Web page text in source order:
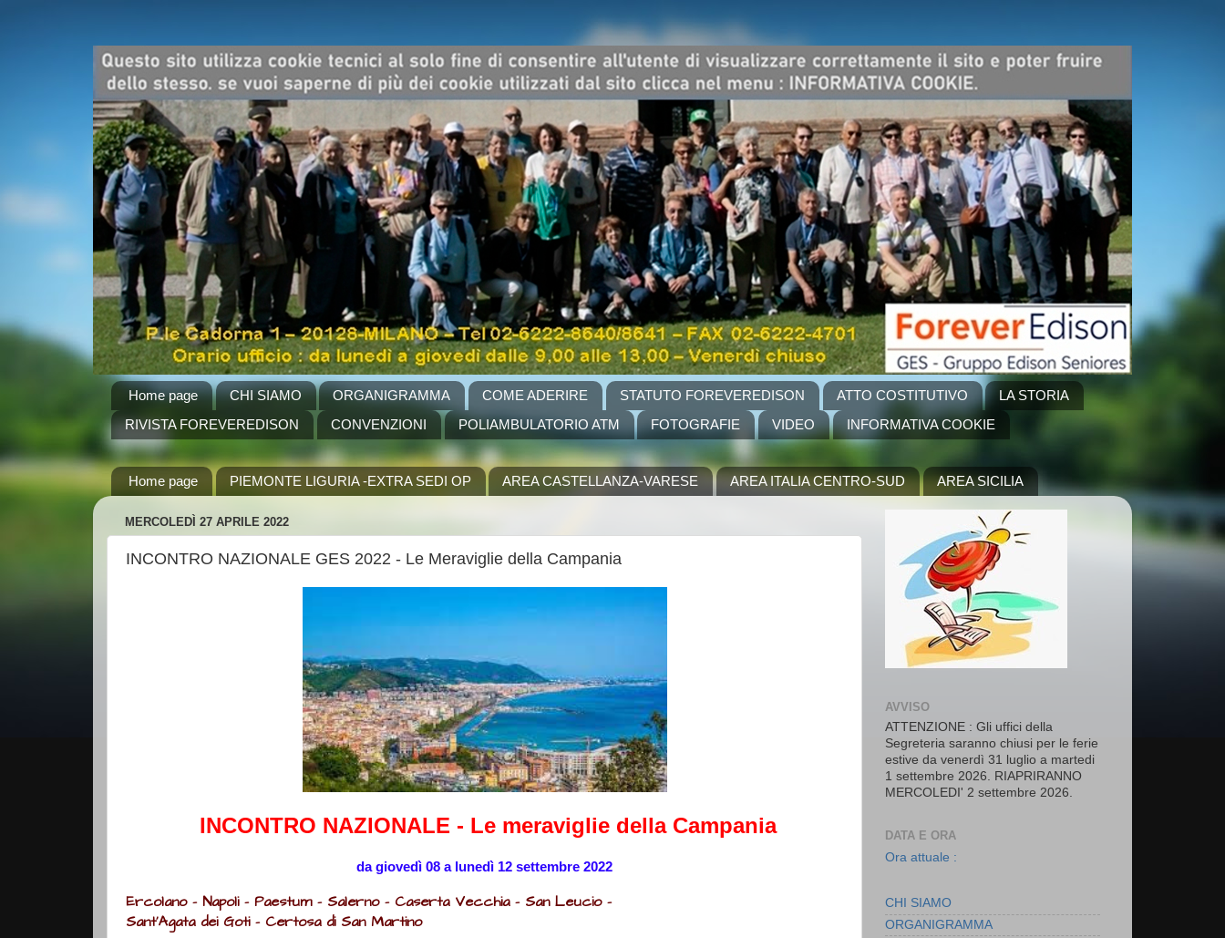
Home page CHI SIAMO ORGANIGRAMMA COME ADERIRE STATUTO FOREVEREDISON ATTO COSTITUTIVO
LA STORIA
RIVISTA FOREVEREDISON
CONVENZIONI POLIAMBULATORIO ATM FOTOGRAFIE VIDEO INFORMATIVA COOKIE
Home page PIEMONTE LIGURIA -EXTRA SEDI OP AREA CASTELLANZA-VARESE AREA ITALIA CENTRO-SUD AREA SICILIA
MERCOLEDÌ 27 APRILE 2022
INCONTRO NAZIONALE GES 2022 - Le Meraviglie della Campania
INCONTRO NAZIONALE - Le meraviglie della Campania
da giovedì 08 a lunedì 12 settembre 2022
Ercolano – Napoli - Paestum – Salerno – Caserta Vecchia – San Leucio –
Sant’Agata dei Goti – Certosa di San Martino
AVVISO
ATTENZIONE : Gli uffici della
Segreteria saranno chiusi per le ferie
estive da venerdì 31 luglio a martedi
1 settembre 2026. RIAPRIRANNO
MERCOLEDI' 2 settembre 2026.
DATA E ORA
Ora attuale :
CHI SIAMO
ORGANIGRAMMA